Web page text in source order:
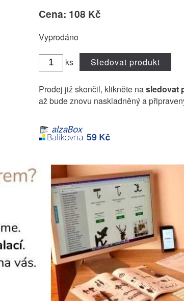
Cena: 108 Kč
Vyprodáno
ks Sledovat produkt
Prodej již skončil, klikněte nasledovat
až bude znovu naskladněný a